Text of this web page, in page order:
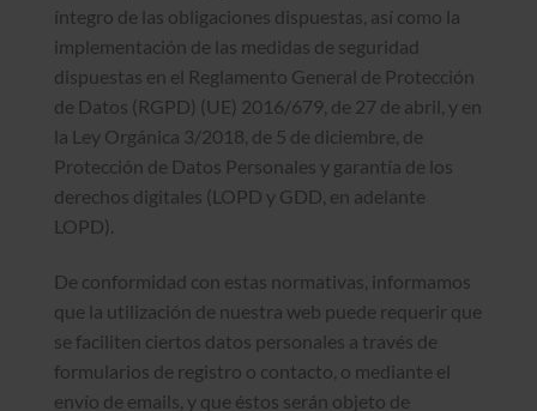
íntegro de las obligaciones dispuestas, así como la
implementación de las medidas de seguridad
dispuestas en el Reglamento General de Protección
de Datos (RGPD) (UE) 2016/679, de 27 de abril, y en
la Ley Orgánica 3/2018, de 5 de diciembre, de
Protección de Datos Personales y garantía de los
derechos digitales (LOPD y GDD, en adelante
LOPD).
De conformidad con estas normativas, informamos
que la utilización de nuestra web puede requerir que
se faciliten ciertos datos personales a través de
formularios de registro o contacto, o mediante el
envío de emails, y que éstos serán objeto de